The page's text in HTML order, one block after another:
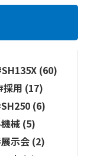
(60)
採用 (17)
(6)
械 (5)
示会 (2)